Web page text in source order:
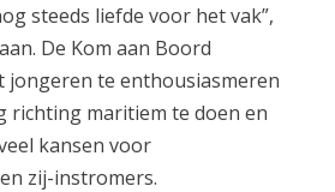
steeds liefde voor het vak”,
De Kom aan Boord
jongeren te enthousiasmeren
richting maritiem te doen en
kansen voor
zij-instromers.